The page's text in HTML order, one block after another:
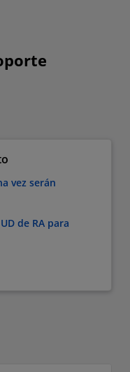
vez serán
de RA para